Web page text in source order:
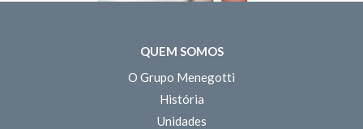
QUEM SOMOS
O Grupo Menegotti
História
Unidades